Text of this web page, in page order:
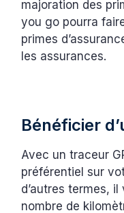
majoration des
you go pourra
primes
les assurances.
Bénéficier
Avec un traceur
préférentiel sur
d’autres termes,
nombre de